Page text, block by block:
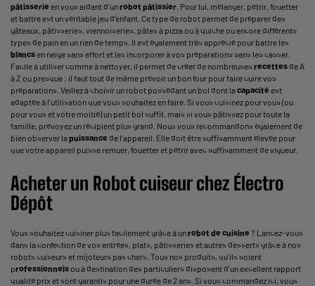
pâtisserie en vous aidant d’unrobot pâtissier . Pour lui, mélanger, pétrir, fouetter
et battre est un véritable jeu d’enfant. Ce type de robot permet de préparer des
gâteaux, pâtisseries, viennoiseries, pâtes à pizza ou à quiche ou encore différents
types de pain en un rien de temps. Il est également très apprécié pour battre les
blancsen neige sans effort et les incorporer à vos préparations sans les casser.
Facile à utiliser comme à nettoyer, il permet de créer de nombreuses recettesde A
à Z ou presque : il faut tout de même prévoir un bon four pour faire cuire vos
préparations. Veillez à choisir un robot possédant un bol dont lacapacité est
adaptée à l’utilisation que vous souhaitez en faire. Si vous cuisinez pour vous (ou
pour vous et votre moitié) un petit bol suffit, mais si vous pâtissez pour toute la
famille, prévoyez un récipient plus grand. Nous vous recommandons également de
bien observer lapuissance de l’appareil. Elle doit être suffisamment élevée pour
que votre appareil puisse remuer, fouetter et pétrir avec suffisamment de vigueur.
Acheter un Robot cuiseur chez Électro
Dépôt
Vous souhaitez cuisiner plus facilement grâce à unrobot de cuisine ? Lancez-vous
dans la confection de vos entrées, plats, pâtisseries et autres desserts grâce à nos
robots cuiseurs et mijoteurs pas chers. Tous nos produits, qu’ils soient
professionnelsou à destination des particuliers disposent d’un excellent rapport
qualité prix et sont garantis pour une durée de 2 ans. Si vous commandez ici, vous